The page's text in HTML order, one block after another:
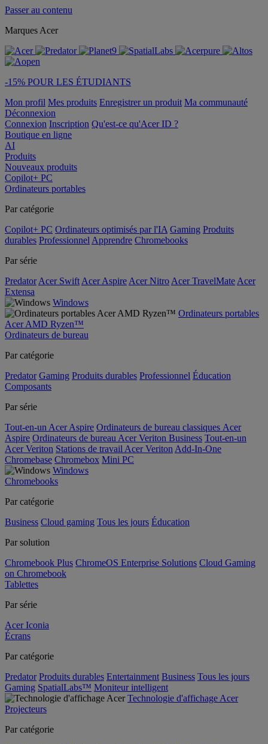
Passer au contenu
Marques Acer
-15% POUR LES ÉTUDIANTS
Mon profil Mes produits Enregistrer un produit Ma communauté
Déconnexion
Connexion Inscription Qu'est-ce qu'Acer ID ?
Boutique en ligne
AI
Produits
Nouveaux produits
Copilot+ PC
Ordinateurs portables
Par catégorie
Copilot+ PC Ordinateurs optimisés par l'IA Gaming Produits
durables Professionnel Apprendre Chromebooks
Par série
Predator Acer Swift Acer Aspire Acer Nitro Acer TravelMate Acer
Extensa
Windows
Ordinateurs portables
Acer AMD Ryzen™
Ordinateurs de bureau
Par catégorie
Predator Gaming Produits durables Professionnel Éducation
Composants
Par série
Tout-en-un Acer Aspire Ordinateurs de bureau classiques Acer
Aspire Ordinateurs de bureau Acer Veriton Business Tout-en-un
Acer Veriton Stations de travail Acer Veriton Add-In-One
Chromebase Chromebox Mini PC
Windows
Chromebooks
Par catégorie
Business Cloud gaming Tous les jours Éducation
Par solution
Chromebook Plus ChromeOS Enterprise Solutions Cloud Gaming
on Chromebook
Tablettes
Par série
Acer Iconia
Écrans
Par catégorie
Predator Produits durables Entertainment Business Tous les jours
Gaming SpatialLabs™ Moniteur intelligent
Technologie d'affichage Acer
Projecteurs
Par catégorie